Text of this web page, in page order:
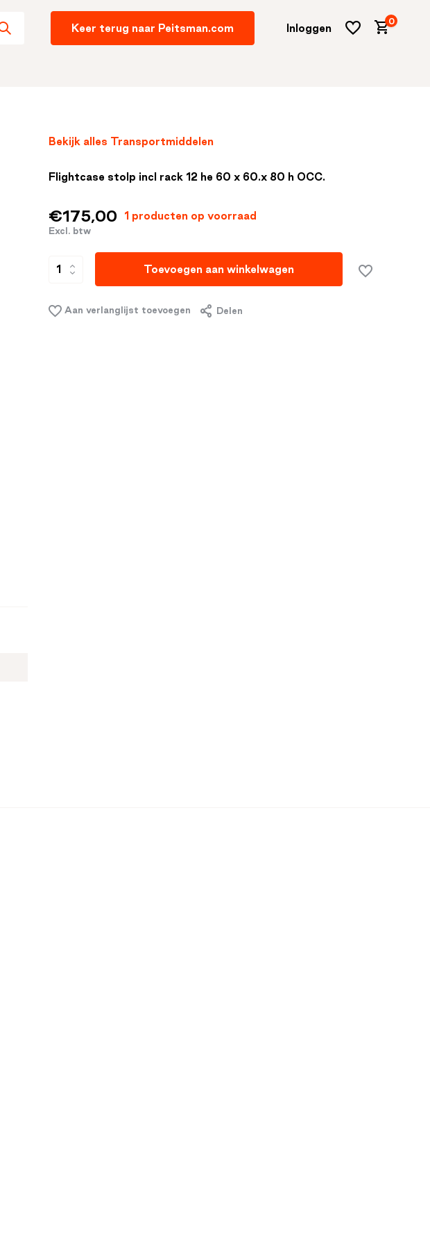
Keer terug naar Peitsman.com Inloggen
0
Bekijk alles Transportmiddelen
Flightcase stolp incl rack 12 he 60 x 60.x 80 h OCC.
€175,00 1 producten op voorraad
Excl. btw
Toevoegen aan winkelwagen
Aan verlanglijst toevoegen Delen